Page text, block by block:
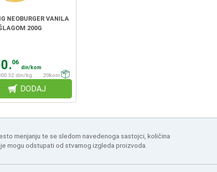
NEOBURGER VANILA
200G
06
din/kom
din/kg
20kom
DODAJ
menjanju te se sledom navedenoga sastojci, količina
mogu odstupati od stvarnog izgleda proizvoda.